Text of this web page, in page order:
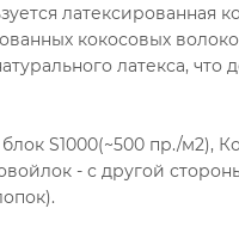
латексированная
кокосовых
латекса,
S1000(~500 пр./м2),
- с другой